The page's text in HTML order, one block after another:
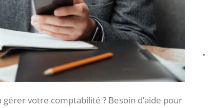
votre comptabilité ? Besoin d’aide pour